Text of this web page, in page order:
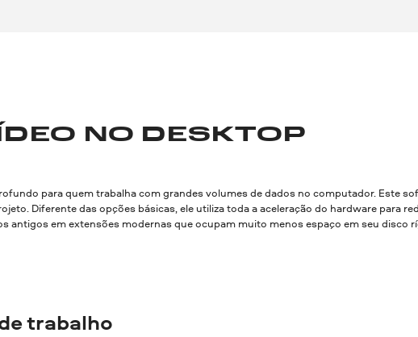
NO DESKTOP
para quem trabalha com grandes volumes de dados no computador. Este
Diferente das opções básicas, ele utiliza toda a aceleração do hardware para
em extensões modernas que ocupam muito menos espaço em seu disco
trabalho